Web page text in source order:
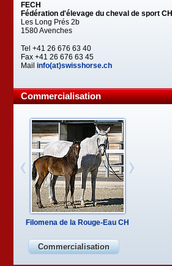
FECH
Fédération d'élevage du cheval de sport CH
Les Long Prés 2b
1580 Avenches
Tel +41 26 676 63 40
Fax +41 26 676 63 45
Mailinfo(at)swisshorse.ch
Commercialisation
Filomena de la Rouge-Eau CH
Commercialisation